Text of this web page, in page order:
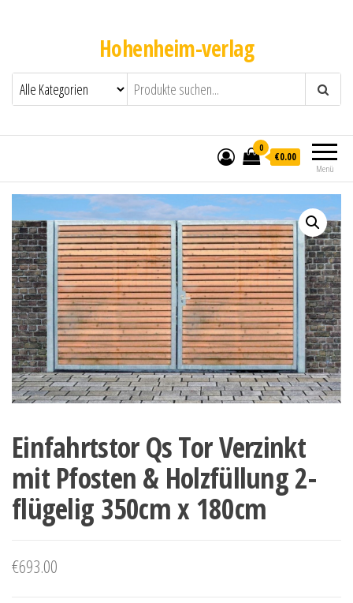
Hohenheim-verlag
Menü
0
€0.00
Einfahrtstor Qs Tor Verzinkt
mit Pfosten & Holzfüllung 2-
flügelig 350cm x 180cm
€693.00